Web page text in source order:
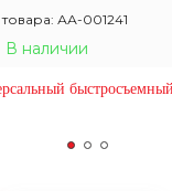
АА-001241
В наличии